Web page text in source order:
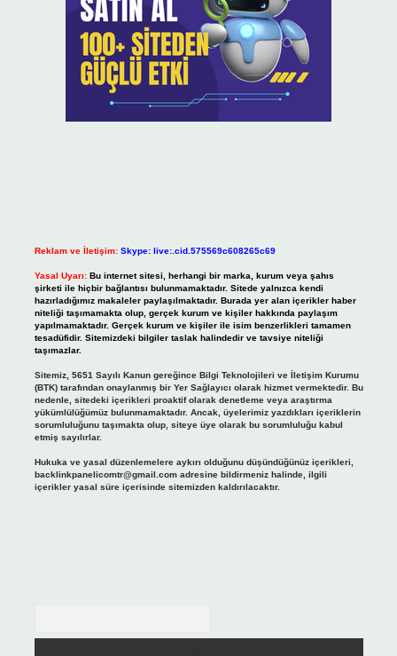
Reklam ve İletişim: Skype: live:.cid.575569c608265c69
Yasal Uyarı: Bu internet sitesi, herhangi bir marka, kurum veya şahıs
şirketi ile hiçbir bağlantısı bulunmamaktadır. Sitede yalnızca kendi
hazırladığımız makaleler paylaşılmaktadır. Burada yer alan içerikler haber
niteliği taşımamakta olup, gerçek kurum ve kişiler hakkında paylaşım
yapılmamaktadır. Gerçek kurum ve kişiler ile isim benzerlikleri tamamen
tesadüfidir. Sitemizdeki bilgiler taslak halindedir ve tavsiye niteliği
taşımazlar.
Sitemiz, 5651 Sayılı Kanun gereğince Bilgi Teknolojileri ve İletişim Kurumu
(BTK) tarafından onaylanmış bir Yer Sağlayıcı olarak hizmet vermektedir. Bu
nedenle, sitedeki içerikleri proaktif olarak denetleme veya araştırma
yükümlülüğümüz bulunmamaktadır. Ancak, üyelerimiz yazdıkları içeriklerin
sorumluluğunu taşımakta olup, siteye üye olarak bu sorumluluğu kabul
etmiş sayılırlar.
Hukuka ve yasal düzenlemelere aykırı olduğunu düşündüğünüz içerikleri,
backlinkpanelicomtr@gmail.comadresine bildirmeniz halinde, ilgili
içerikler yasal süre içerisinde sitemizden kaldırılacaktır.